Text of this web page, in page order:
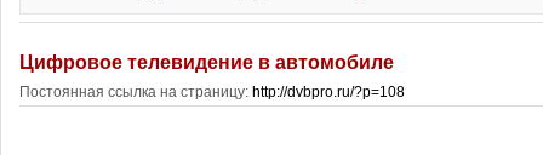
Цифровое телевидение в автомобиле
Постоянная ссылка на страницу: http://dvbpro.ru/?p=108